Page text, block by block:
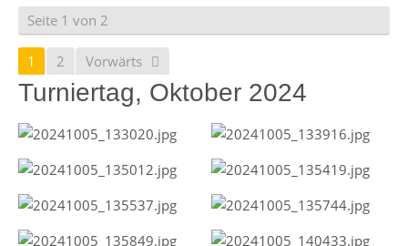
Seite 1 von 2
1 2 Vorwärts
Turniertag, Oktober 2024